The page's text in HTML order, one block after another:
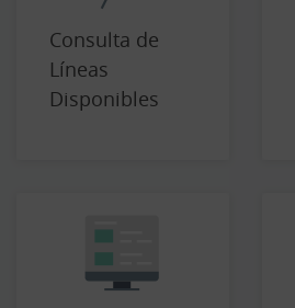
Consulta de
Líneas
Disponibles